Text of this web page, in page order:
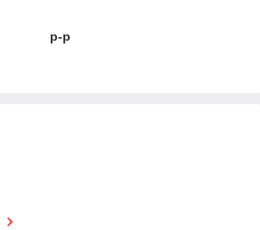
р-р